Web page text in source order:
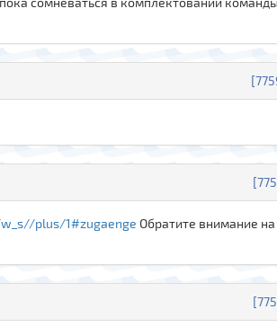
plus/1#zugaenge Обратите внимание